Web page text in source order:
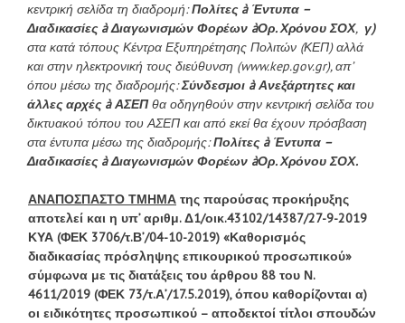
κεντρική σελίδα τη διαδρομή:Πολίτες àΈντυπα –
Διαδικασίες àΔιαγωνισμών Φορέων àΟρ. Χρόνου ΣΟΧ, γ)
στα κατά τόπους Κέντρα Εξυπηρέτησης Πολιτών (ΚΕΠ) αλλά
και στην ηλεκτρονική τους διεύθυνση (www.kep.gov.gr), απ’
όπου μέσω της διαδρομής:Σύνδεσμοι àΑνεξάρτητες και
άλλες αρχές àΑΣΕΠθα οδηγηθούν στην κεντρική σελίδα του
δικτυακού τόπου του ΑΣΕΠ και από εκεί θα έχουν πρόσβαση
στα έντυπα μέσω της διαδρομής:Πολίτες àΈντυπα –
Διαδικασίες àΔιαγωνισμών Φορέων àΟρ. Χρόνου ΣΟΧ.
ΑΝΑΠΟΣΠΑΣΤΟ ΤΜΗΜΑ της παρούσας προκήρυξης
αποτελεί και η υπ’ αριθμ. Δ1/οικ.43102/14387/27-9-2019
ΚΥΑ (ΦΕΚ 3706/τ.Β’/04-10-2019) «Καθορισμός
διαδικασίας πρόσληψης επικουρικού προσωπικού»
σύμφωνα με τις διατάξεις του άρθρου 88 του Ν.
4611/2019 (ΦΕΚ 73/τ.Α’/17.5.2019), όπου καθορίζονται α)
οι ειδικότητες προσωπικού – αποδεκτοί τίτλοι σπουδών